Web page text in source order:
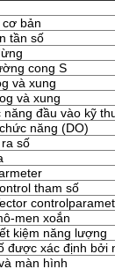
bản
tần số
cong S
và xung
và xung
đầu vào kỹ
năng (DO)
số
tham số
men xoắn
kiệm năng lượng
được xác định bởi
màn hình